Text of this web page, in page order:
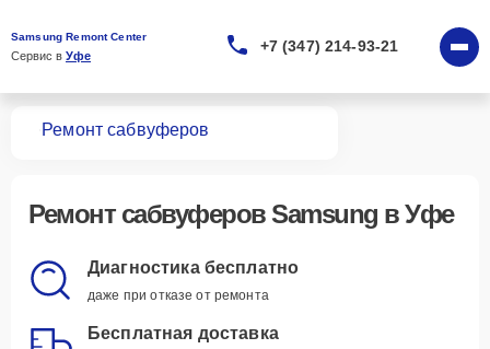
Samsung Remont Center
Сервис в Уфе
+7 (347) 214-93-21
Ремонт сабвуферов
Ремонт сабвуферов Samsung в Уфе
Диагностика бесплатно
даже при отказе от ремонта
Бесплатная доставка